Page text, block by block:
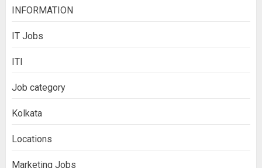
INFORMATION
IT Jobs
ITI
Job category
Kolkata
Locations
Marketing Jobs